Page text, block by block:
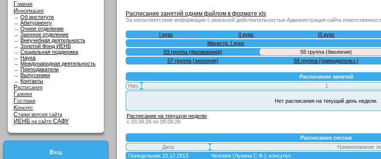
Главная
Информация
→ Об институте
→ Абитуриенту
→ Очное отделение
→ Заочное отделение
→ Внеучебная деятельность
→ Золотой Фонд ИЕНБ
→ Социальная поддержка
→ Наука
→ Международная деятельность
→ Преподаватели
→ Выпускники
→ Контакты
Расписания
Галерея
Гостевая
Конкурс
Старая версия сайта
ИЕНБ на сайте САФУ
Вход
Расписание занятий одним файлом в формате xls
За несоответствие информации с реальной действительностью Администрация сайта
I курс II курс III курс
Магистр. I курс
53 гpуппа (физика/инф)
55 гpуппа (биология)
57 группа (экология)
58 группа (природопольз.)
Расписание занятий
Нач.
1
Нет расписания на текущий день недели.
Расписание на текущую неделю
с 03.08.26 по 09.08.26
Расписание сессии
Дата
Наименование
Понедельник 23.12.2013
Человек (Лукина С.Ф.), консульт.